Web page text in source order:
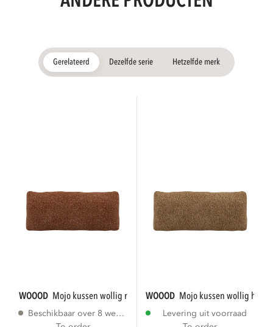
Gerelateerd Dezelfde serie Hetzelfde merk
WOOOD mojo kussen wollig roestbruin
Beschikbaar over 8 weken
WOOOD mojo kussen wollig
Levering uit voorraad